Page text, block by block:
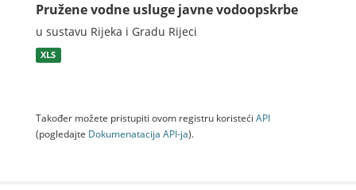
Pružene vodne usluge javne vodoopskrbe
u sustavu Rijeka i Gradu Rijeci
XLS
Također možete pristupiti ovom registru koristeći API
(pogledajte Dokumenаtаcijа API-jа).